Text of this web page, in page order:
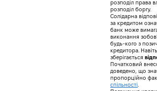
розподіл права
розподіл боргу.
Солідарна
за кредитом
банк може
виконання
будь-кого з
кредитора.
зберігається
Початковий
доведено, що
пропорційно
спільності